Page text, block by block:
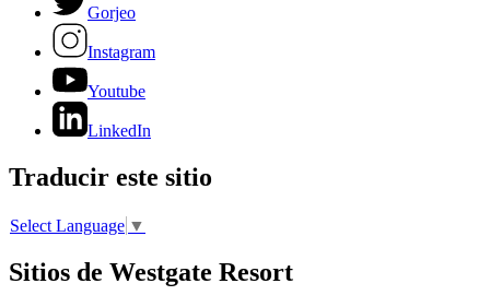
Gorjeo
Instagram
Youtube
LinkedIn
Traducir este sitio
Select Language ▼
Sitios de Westgate Resort